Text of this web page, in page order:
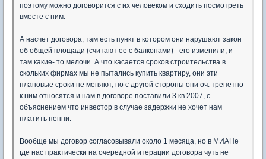
поэтому можно договорится с их человеком и сходить посмотреть
вместе с ним.
А насчет договора, там есть пункт в котором они нарушают закон
об общей площади (считают ее с балконами) - его изменили, и
там какие- то мелочи. А что касается сроков строительства в
скольких фирмах мы не пытались купить квартиру, они эти
плановые сроки не меняют, но с другой стороны они оч. трепетно
к ним относятся и нам в договоре поставили 3 кв 2007, с
объяснением что инвестор в случае задержки не хочет нам
платить пенни.
Вообще мы договор согласовывали около 1 месяца, но в МИАНе
где нас практически на очередной итерации договора чуть не